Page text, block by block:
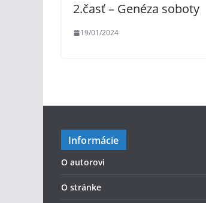
2.časť – Genéza soboty
19/01/2024
Informácie
O autorovi
O stránke